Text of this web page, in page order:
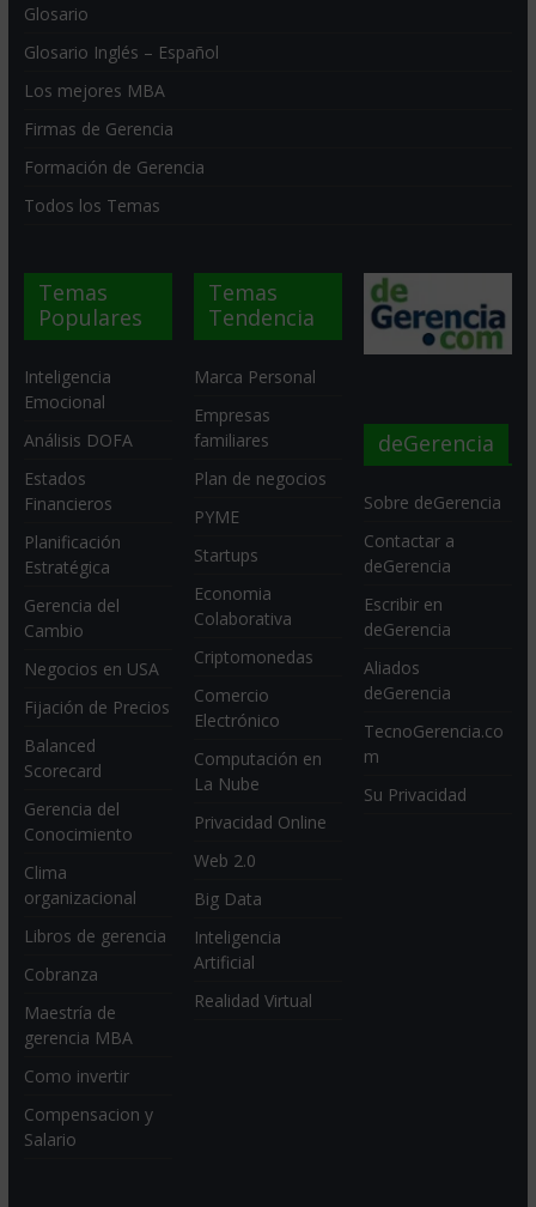
Glosario
Glosario Inglés – Español
Los mejores MBA
Firmas de Gerencia
Formación de Gerencia
Todos los Temas
Temas
Populares
Inteligencia
Emocional
Análisis DOFA
Estados
Financieros
Planificación
Estratégica
Gerencia del
Cambio
Negocios en USA
Fijación de Precios
Balanced
Scorecard
Gerencia del
Conocimiento
Clima
organizacional
Libros de gerencia
Cobranza
Maestría de
gerencia MBA
Como invertir
Compensacion y
Salario
Temas
Tendencia
Marca Personal
Empresas
familiares
Plan de negocios
PYME
Startups
Economia
Colaborativa
Criptomonedas
Comercio
Electrónico
Computación en
La Nube
Privacidad Online
Web 2.0
Big Data
Inteligencia
Artificial
Realidad Virtual
deGerencia
Sobre deGerencia
Contactar a
deGerencia
Escribir en
deGerencia
Aliados
deGerencia
TecnoGerencia.co
m
Su Privacidad